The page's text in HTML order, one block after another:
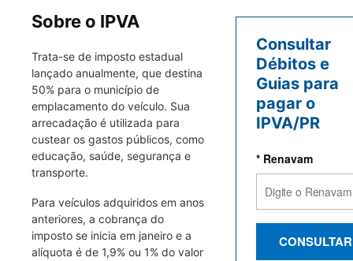
Sobre o IPVA
Trata-se de imposto estadual
lançado anualmente, que destina
50% para o município de
emplacamento do veículo. Sua
arrecadação é utilizada para
custear os gastos públicos, como
educação, saúde, segurança e
transporte.
Para veículos adquiridos em anos
anteriores, a cobrança do
imposto se inicia em janeiro e a
alíquota é de 1,9% ou 1% do valor
Consultar
Débitos e
Guias para
pagar o
IPVA/PR
* Renavam
CONSULTAR